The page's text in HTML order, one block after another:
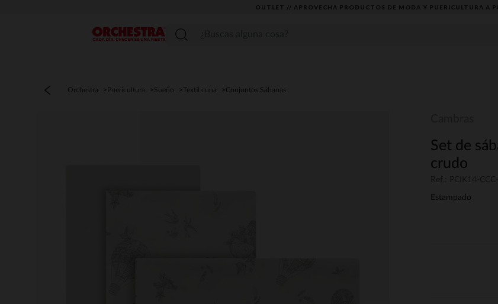
OUTLET // APROVECHA PRODUCTOS DE MODA Y PUERICULTURA A
Menú
Orchestra Puericultura Sueño Textil cuna Conjuntos,Sábanas
Set de
crudo
Estampado